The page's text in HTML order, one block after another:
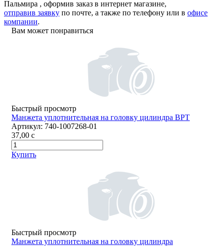
Пальмира , оформив заказ в интернет магазине,
отправив заявку по почте, а также по телефону или в офисе
компании.
Вам может понравиться
Быстрый просмотр
Манжета уплотнительная на головку цилиндра ВРТ
Артикул: 740-1007268-01
37,00 c
Купить
Быстрый просмотр
Манжета уплотнительная на головку цилиндра